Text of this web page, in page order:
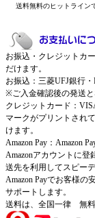
送料無料のヒットライン
お振込・クレジットカ
だけます。
お振込：三菱UFJ銀行・
※ご入金確認後の発送と
クレジットカード：
マークがプリントされ
けます。
Amazon Pay：Amazon
Amazonアカウントに
送先を利用してスピー
Amazon Payでお客様の
サポートします。
送料は、全国一律 無料